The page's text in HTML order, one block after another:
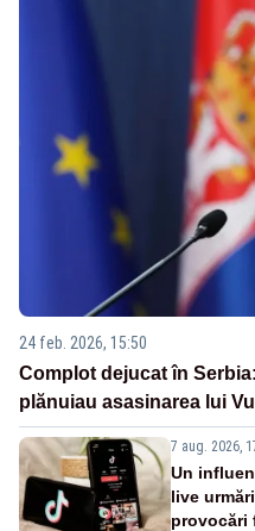
24 feb. 2026, 15:50
Complot dejucat în
plănuiau asasinarea lui
7 aug. 2026,
Un
live
provocări